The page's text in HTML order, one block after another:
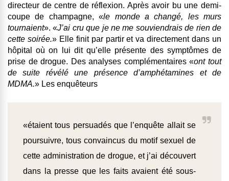
directeur de centre de réflexion. Après avoir bu une demi-
coupe de champagne, «le monde a changé, les murs
tournaient». «J’ai cru que je ne me souviendrais de rien de
cette soirée.» Elle finit par partir et va directement dans un
hôpital où on lui dit qu’elle présente des symptômes de
prise de drogue. Des analyses complémentaires «ont tout
de suite révélé une présence d’amphétamines et de
MDMA.» Les enquêteurs
«étaient tous persuadés que l’enquête allait se
poursuivre, tous convaincus du motif sexuel de
cette administration de drogue, et j’ai découvert
dans la presse que les faits avaient été sous-